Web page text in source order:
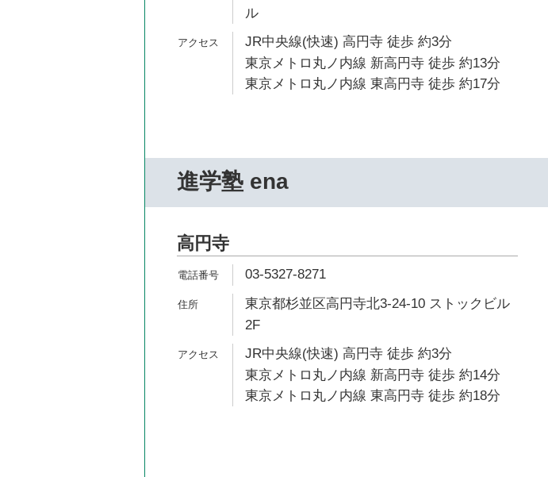
ル
JR中央線(快速) 高円寺 徒歩 約3分
東京メトロ丸ノ内線 新高円寺 徒歩 約13分
東京メトロ丸ノ内線 東高円寺 徒歩 約17分
進学塾 ena
高円寺
03-5327-8271
東京都杉並区高円寺北3-24-10 ストックビル
2F
JR中央線(快速) 高円寺 徒歩 約3分
東京メトロ丸ノ内線 新高円寺 徒歩 約14分
東京メトロ丸ノ内線 東高円寺 徒歩 約18分